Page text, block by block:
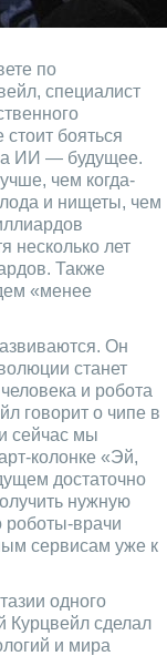
по
специалист
стоит бояться
ИИ — будущее.
чем когда-
и нищеты, чем
несколько лет
Также
«менее
Он
станет
и робота
говорит о чипе в
сейчас мы
колонке «Эй,
достаточно
нужную
врачи
сервисам уже к
одного
Курцвейл сделал
и мира